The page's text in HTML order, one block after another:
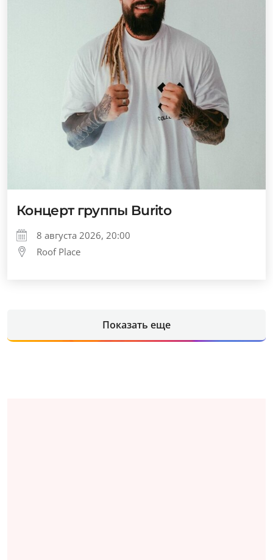
Концерт группы Burito
8 августа 2026, 20:00
Roof Place
Показать еще